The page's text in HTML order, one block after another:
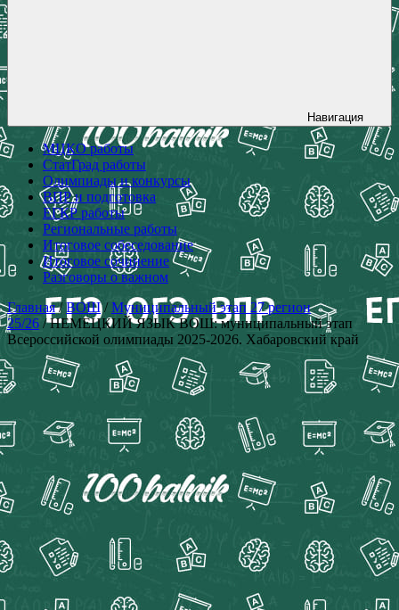
Навигация
МЦКО работы
СтатГрад работы
Олимпиады и конкурсы
ВПР и подготовка
ЕГКР работы
Региональные работы
Итоговое собеседование
Итоговое сочинение
Разговоры о важном
Главная/ВОШ/Муниципальный этап 27 регион
25/26 / НЕМЕЦКИЙ ЯЗЫК ВОШ: муниципальный этап
Всероссийской олимпиады 2025-2026. Хабаровский край